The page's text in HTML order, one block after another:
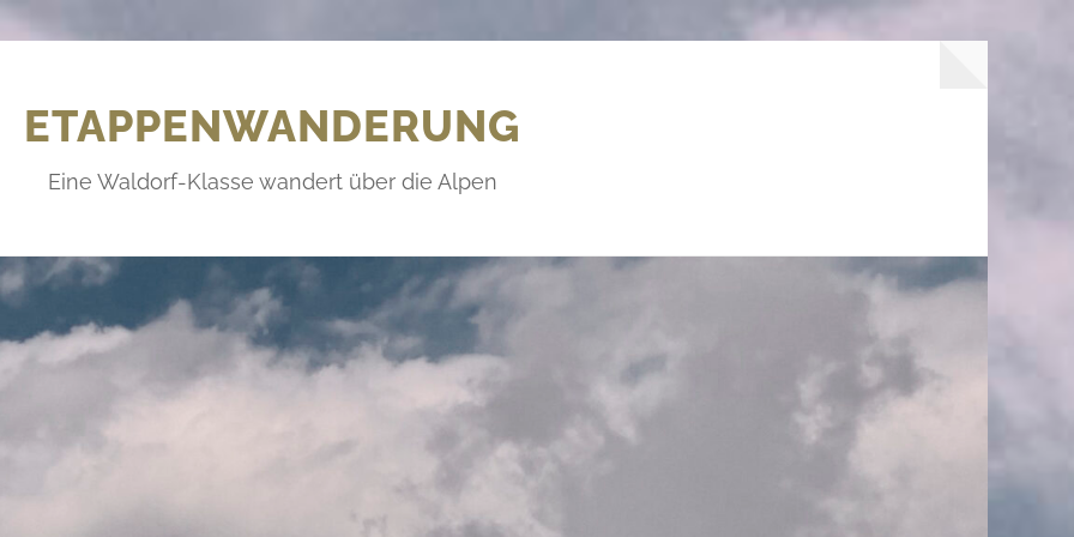
ETAPPENWANDERUNG
Eine Waldorf-Klasse wandert über die Alpen